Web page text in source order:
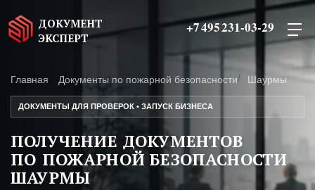
ДОКУМЕНТ
ЭКСПЕРТ
+7 495 231-03-29
Главная Документы по пожарной безопасности Шаурмы
ДОКУМЕНТЫ ДЛЯ ПРОВЕРОК • ЗАПУСК БИЗНЕСА
ПОЛУЧЕНИЕ ДОКУМЕНТОВ
ПО ПОЖАРНОЙ БЕЗОПАСНОСТИ
ШАУРМЫ